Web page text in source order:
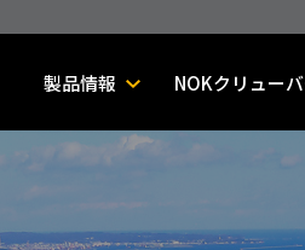
製品情報 NOKクリュー